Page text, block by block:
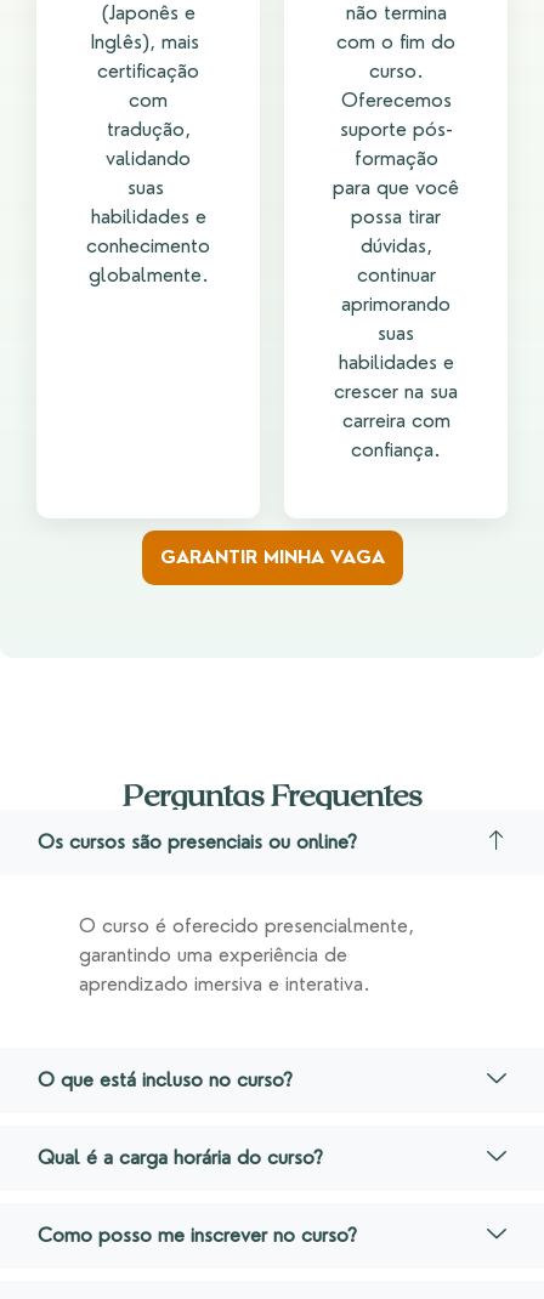
(Japonês e
Inglês), mais ​
certificação
com
tradução,
validando
suas ​
habilidades e
conhecimento
globalmente.
não termina
com o fim do
curso.
Oferecemos
suporte pós-
formação
para que você
possa tirar
dúvidas,
continuar
aprimorando
suas
habilidades e
crescer na sua
carreira com
confiança.
GARANTIR MINHA VAGA
Perguntas Frequentes
Os cursos são presenciais ou online?
O curso é oferecido presencialmente,
garantindo uma experiência de
aprendizado imersiva e interativa.
O que está incluso no curso?
Qual é a carga horária do curso?
Como posso me inscrever no curso?